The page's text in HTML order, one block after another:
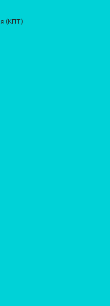
(КПТ)